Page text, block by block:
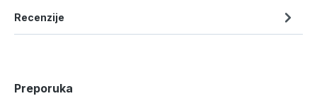
Recenzije
Preporuka